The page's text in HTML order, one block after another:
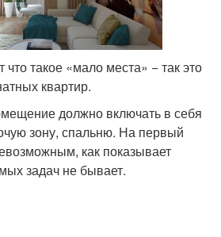
что такое «мало места» − так это
квартир.
должно включать в себя
зону, спальню. На первый
как показывает
задач не бывает.